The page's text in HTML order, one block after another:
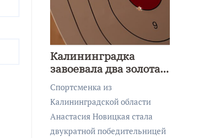
Калининградка
завоевала два золота
первенства Азии по
метанию ножа
Спортсменка из
Калининградской области
Анастасия Новицкая стала
двукратной победительницей